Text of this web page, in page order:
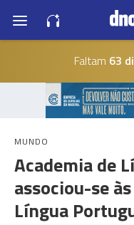
Faltam 63
MUNDO
Academia de
associou-se
Língua